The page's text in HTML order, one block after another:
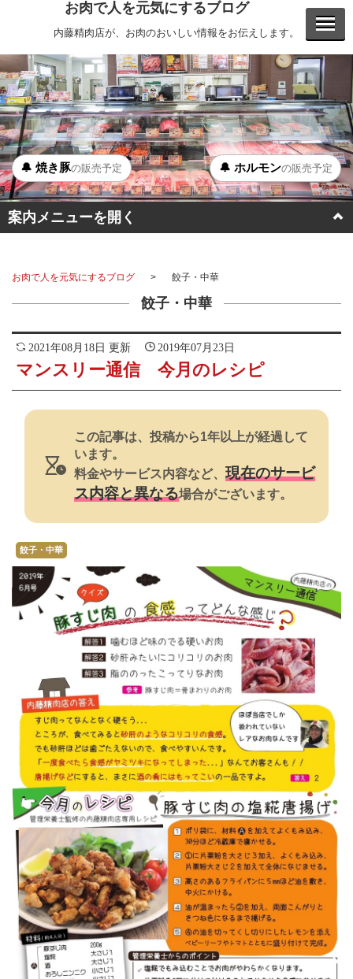
お肉で人を元気にするブログ
内藤精肉店が、お肉のおいしい情報をお伝えします。
案内メニューを開く
ステーキ
すき焼き・鍋
カレー・シチュー
餃子・中華
🔔 焼き豚の販売予定 🔔 ホルモンの販売予定
お肉で人を元気にするブログ 餃子・中華
餃子・中華
2021年08月18日 更新 2019年07月23日
マンスリー通信 今月のレシピ
この記事は、投稿から1年以上が経過して
います。
料金やサービス内容など、 現在のサービ
ス内容と異なる場合がございます。
餃子・中華